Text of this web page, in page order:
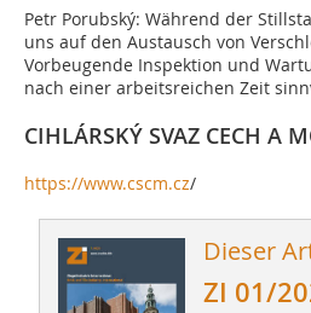
Petr Porubský: Während der
uns auf den Austausch von
Vorbeugende Inspektion und
nach einer arbeitsreichen Zeit
CIHLÁRSKÝ SVAZ CECH A
https://www.cscm.cz/
Dieser
ZI 01/